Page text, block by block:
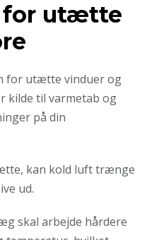
for utætte
for utætte vinduer og
kilde til varmetab og
på din
kan kold luft trænge
ud.
skal arbejde hårdere